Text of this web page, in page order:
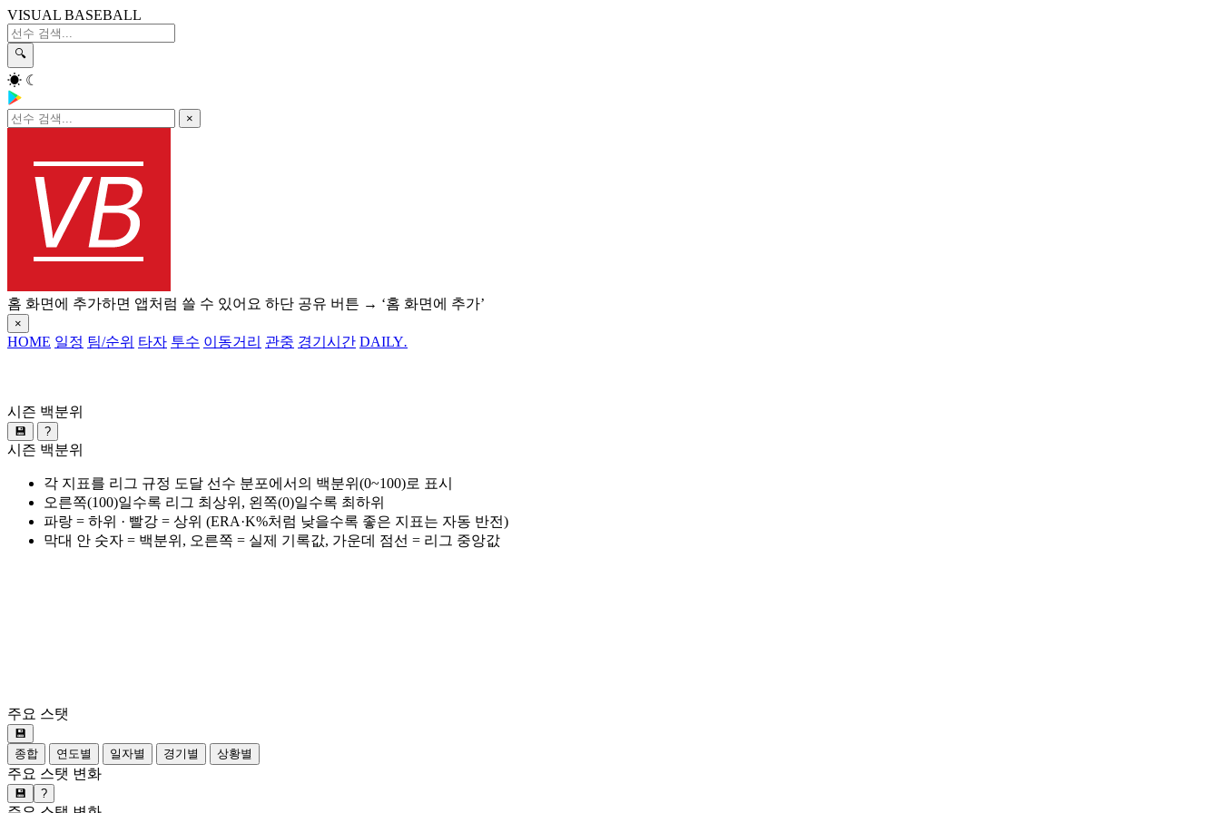
VISUAL BASEBALL
🔍
☀ ☾
×
홈 화면에 추가하면 앱처럼 쓸 수 있어요 하단 공유 버튼 → ‘홈 화면에 추가’
×
HOME 일정 팀/순위 타자 투수 이동거리 관중 경기시간 DAILY.
시즌 백분위
💾 ?
시즌 백분위
각 지표를 리그 규정 도달 선수 분포에서의 백분위(0~100)로 표시
오른쪽(100)일수록 리그 최상위, 왼쪽(0)일수록 최하위
파랑 = 하위 · 빨강 = 상위 (ERA·K%처럼 낮을수록 좋은 지표는 자동 반전)
막대 안 숫자 = 백분위, 오른쪽 = 실제 기록값, 가운데 점선 = 리그 중앙값
주요 스탯
💾
종합
연도별 일자별 경기별 상황별
주요 스탯 변화
💾 ?